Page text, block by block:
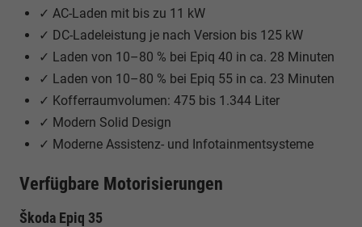
✓ AC-Laden mit bis zu 11 kW
✓ DC-Ladeleistung je nach Version bis 125 kW
✓ Laden von 10–80 % bei Epiq 40 in ca. 28 Minuten
✓ Laden von 10–80 % bei Epiq 55 in ca. 23 Minuten
✓ Kofferraumvolumen: 475 bis 1.344 Liter
✓ Modern Solid Design
✓ Moderne Assistenz- und Infotainmentsysteme
Verfügbare Motorisierungen
Škoda Epiq 35